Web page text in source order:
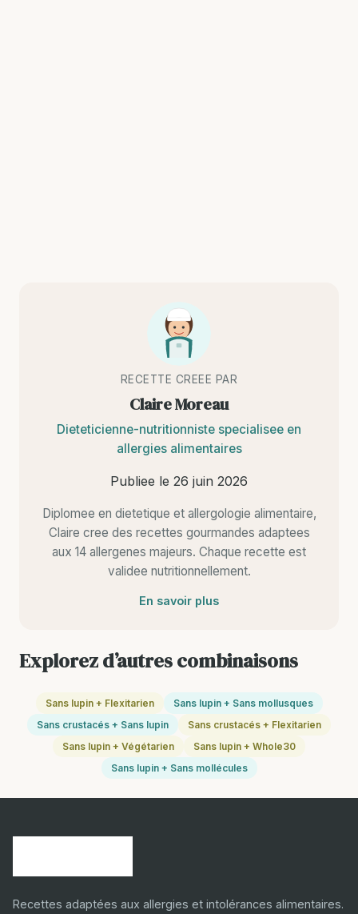
RECETTE CREEE PAR
Claire Moreau
Dieteticienne-nutritionniste specialisee en
allergies alimentaires
Publiee le 26 juin 2026
Diplomee en dietetique et allergologie alimentaire,
Claire cree des recettes gourmandes adaptees
aux 14 allergenes majeurs. Chaque recette est
validee nutritionnellement.
En savoir plus
Explorez d’autres combinaisons
Sans lupin + Flexitarien
Sans lupin + Sans mollusques
Sans crustacés + Sans lupin
Sans crustacés + Flexitarien
Sans lupin + Végétarien
Sans lupin + Whole30
Sans lupin + Sans mollécules
Recettes adaptées aux allergies et intolérances alimentaires.